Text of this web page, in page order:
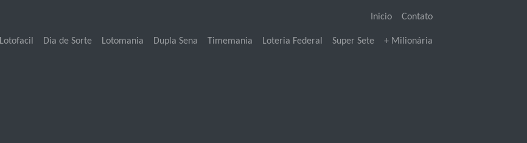
Inicio Contato
Lotofacil Dia de Sorte Lotomania Dupla Sena Timemania Loteria Federal Super Sete + Milionária